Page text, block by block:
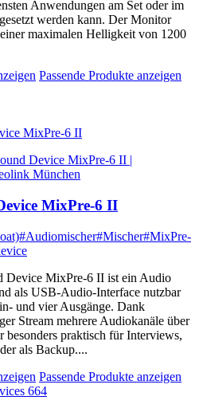
Anwendungen am Set oder im
werden kann. Der Monitor
maximalen Helligkeit von 1200
Passende Produkte anzeigen
MixPre-6 II
MixPre-6 II
#Audiomischer#Mischer#MixPre-
Device MixPre-6 II ist ein Audio
als USB-Audio-Interface nutzbar
und vier Ausgänge. Dank
Stream mehrere Audiokanäle über
besonders praktisch für Interviews,
als Backup....
Passende Produkte anzeigen
664